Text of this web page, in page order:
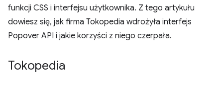
funkcji CSS i interfejsu użytkownika. Z tego artykułu
dowiesz się, jak firma Tokopedia wdrożyła interfejs
Popover API i jakie korzyści z niego czerpała.
Tokopedia